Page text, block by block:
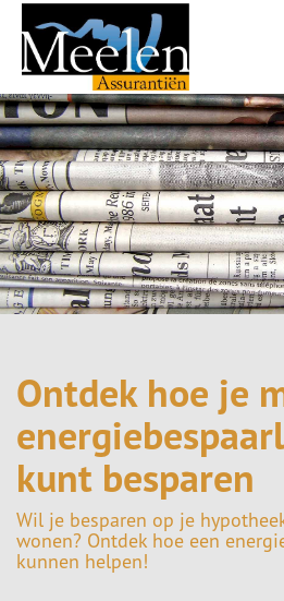
Ontdek hoe je
kunt besparen
Wil je besparen op je
wonen? Ontdek hoe een
kunnen helpen!